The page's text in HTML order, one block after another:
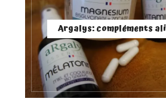
Argalys: compléments